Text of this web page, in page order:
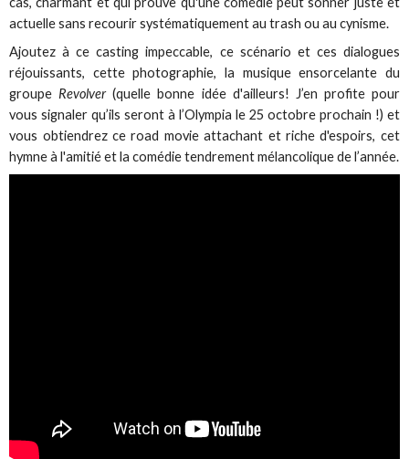
actuelle sans recourir systématiquement au trash ou au cynisme.
Ajoutez à ce casting impeccable, ce scénario et ces dialogues
réjouissants, cette photographie, la musique ensorcelante du
groupe Revolver(quelle bonne idée d'ailleurs! J’en profite pour
vous signaler qu’ils seront à l’Olympia le 25 octobre prochain !) et
vous obtiendrez ce road movie attachant et riche d'espoirs, cet
hymne à l'amitié et la comédie tendrement mélancolique de l’année.